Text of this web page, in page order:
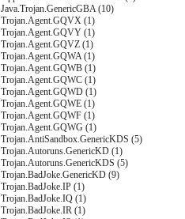
Java.Trojan.GenericGBA (10)
Trojan.Agent.GQVX (1)
Trojan.Agent.GQVY (1)
Trojan.Agent.GQVZ (1)
Trojan.Agent.GQWA (1)
Trojan.Agent.GQWB (1)
Trojan.Agent.GQWC (1)
Trojan.Agent.GQWD (1)
Trojan.Agent.GQWE (1)
Trojan.Agent.GQWF (1)
Trojan.Agent.GQWG (1)
Trojan.AntiSandbox.GenericKDS (5)
Trojan.Autoruns.GenericKD (1)
Trojan.Autoruns.GenericKDS (5)
Trojan.BadJoke.GenericKD (9)
Trojan.BadJoke.IP (1)
Trojan.BadJoke.IQ (1)
Trojan.BadJoke.IR (1)